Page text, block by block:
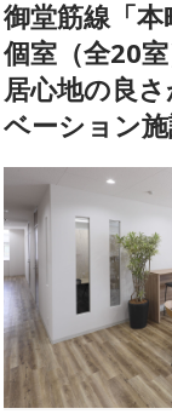
御堂筋線「
個室（全20
居心地の良
ベーション施